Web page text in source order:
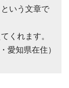
いう文章で
くれます。
愛知県在住）